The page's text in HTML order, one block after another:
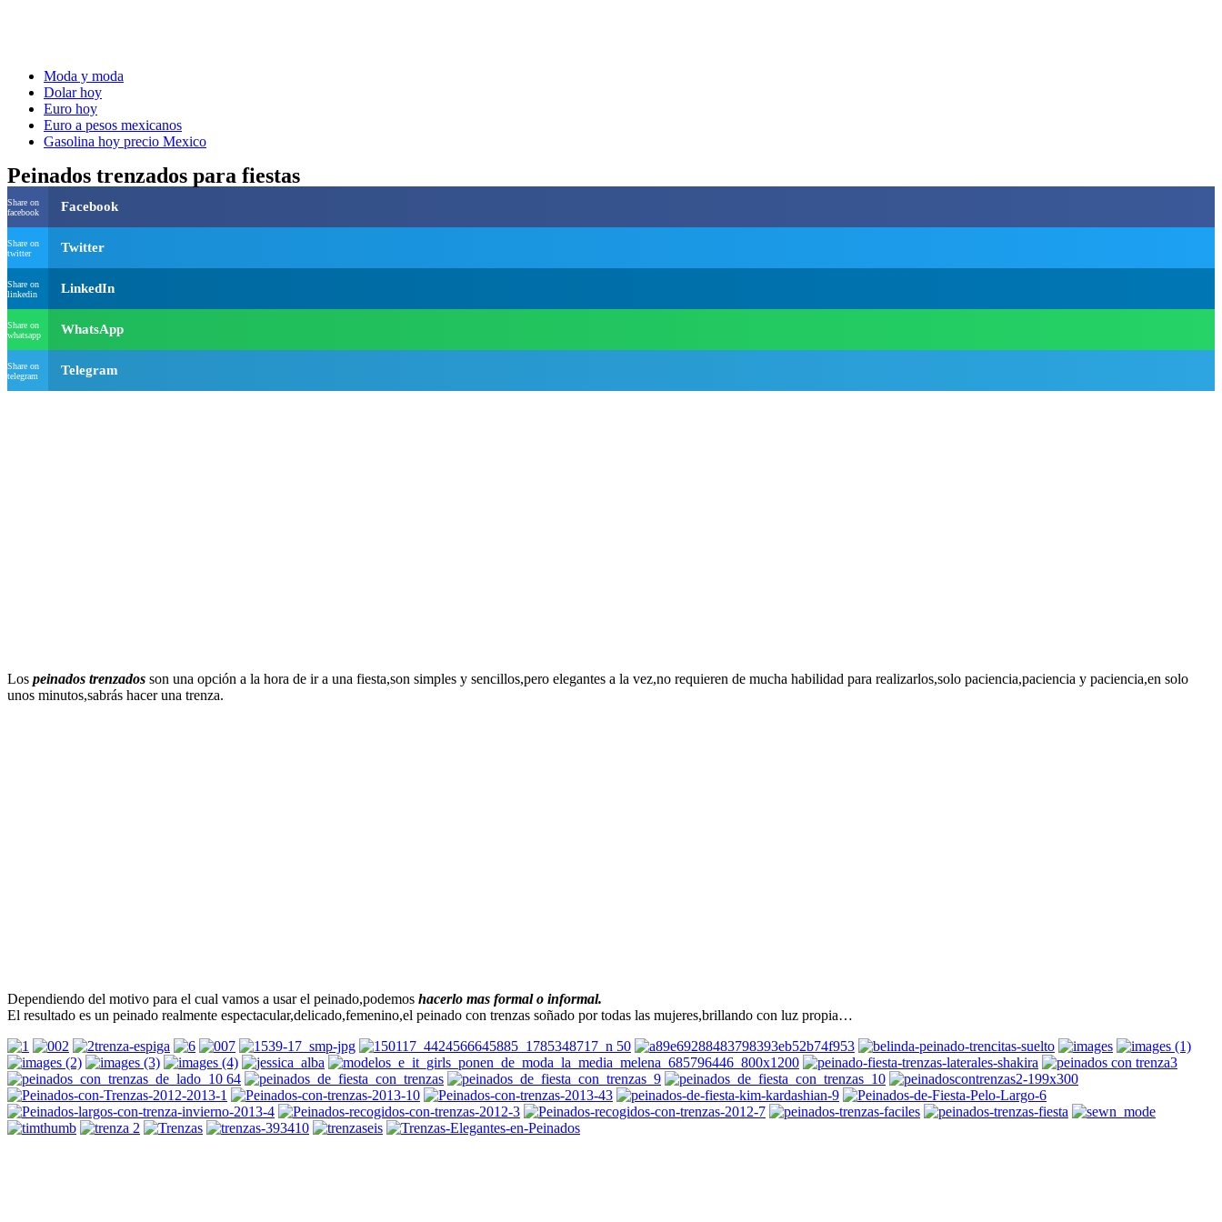
Moda y moda
Dolar hoy
Euro hoy
Euro a pesos mexicanos
Gasolina hoy precio Mexico
Peinados trenzados para fiestas
Share on
facebook
Facebook
Share on
twitter
Twitter
Share on
linkedin
LinkedIn
Share on
whatsapp
WhatsApp
Share on
telegram
Telegram
Los peinados trenzados son una opción a la hora de ir a una fiesta,son simples y sencillos,pero elegantes a la vez,no requieren de mucha habilidad para realizarlos,solo paciencia,paciencia y paciencia,en solo
unos minutos,sabrás hacer una trenza.
Dependiendo del motivo para el cual vamos a usar el peinado,podemos hacerlo mas formal o informal.
El resultado es un peinado realmente espectacular,delicado,femenino,el peinado con trenzas soñado por todas las mujeres,brillando con luz propia…